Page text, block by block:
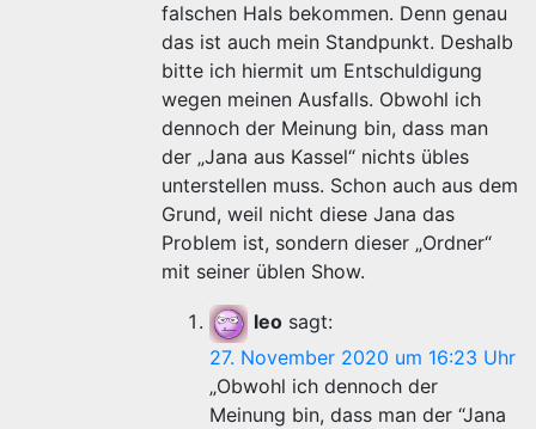
falschen Hals bekommen. Denn genau
das ist auch mein Standpunkt. Deshalb
bitte ich hiermit um Entschuldigung
wegen meinen Ausfalls. Obwohl ich
dennoch der Meinung bin, dass man
der „Jana aus Kassel“ nichts übles
unterstellen muss. Schon auch aus dem
Grund, weil nicht diese Jana das
Problem ist, sondern dieser „Ordner“
mit seiner üblen Show.
leo sagt:
27. November 2020 um 16:23 Uhr
„Obwohl ich dennoch der
Meinung bin, dass man der “Jana